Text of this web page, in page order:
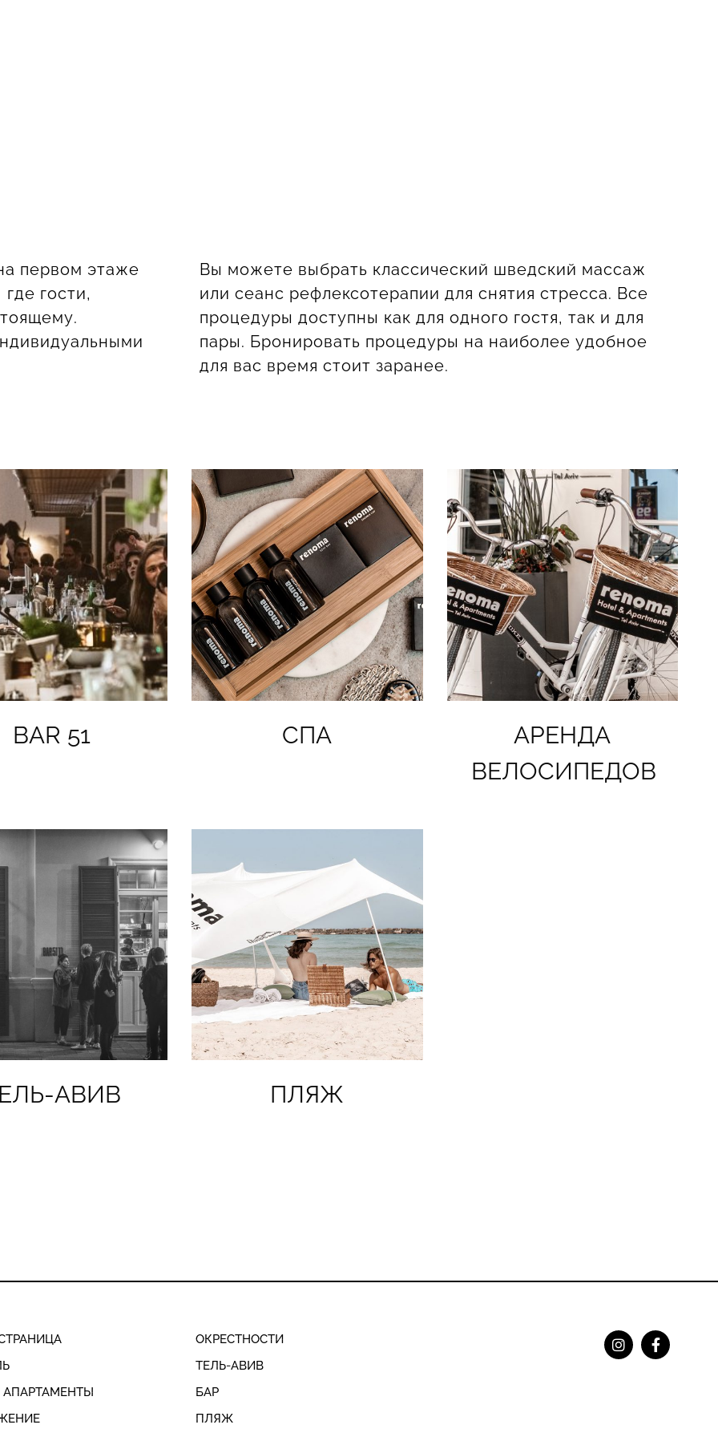
первом этаже
гости,
Вы можете выбрать классический шведский массаж
или сеанс рефлексотерапии для снятия стресса. Все
процедуры доступны как для одного гостя, так и для
пары. Бронировать процедуры на наиболее удобное
для вас время стоит заранее.
BAR 51 СПА
АРЕНДА
ВЕЛОСИПЕДОВ
АВИВ ПЛЯЖ
ОКРЕСТНОСТИ
ТЕЛЬ-АВИВ
БАР
ПЛЯЖ